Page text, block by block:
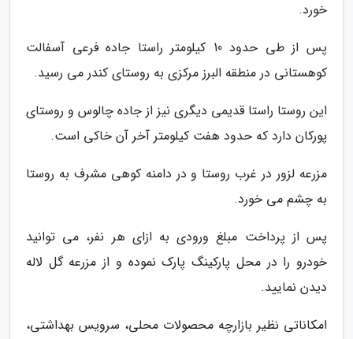
خورد.
پس از طی حدود 10 کیلومتر راستا جاده فرعی آسفالت
کوهستانی در منطقه البرز مرکزی به روستای کندر می رسید.
این روستا راستا قدیمی دیگری نیز از جاده چالوس و روستای
پورکان دارد که حدود هفت کیلومتر آخر آن خاکی است.
مزرعه لزور در غرب روستا و در دامنه کوهی مشرف به روستا
به چشم می خورد.
پس از پرداخت مبلغ ورودی به ازای هر نفر، می توانید
خودرو را در محل پارکینگ پارک نموده و از مزرعه گل لاله
دیدن نمایید.
امکاناتی نظیر بازارچه محصولات محلی، سرویس بهداشتی،